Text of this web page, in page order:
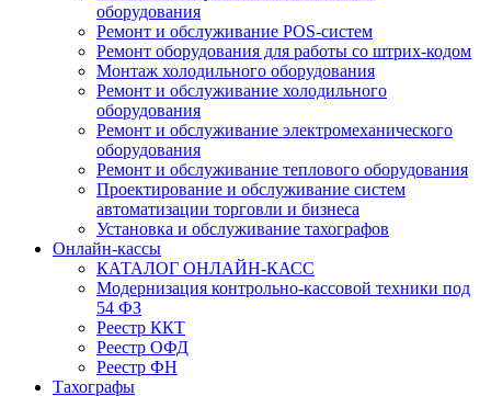
оборудования
Ремонт и обслуживание POS-систем
Ремонт оборудования для работы со штрих-кодом
Монтаж холодильного оборудования
Ремонт и обслуживание холодильного
оборудования
Ремонт и обслуживание электромеханического
оборудования
Ремонт и обслуживание теплового оборудования
Проектирование и обслуживание систем
автоматизации торговли и бизнеса
Установка и обслуживание тахографов
Онлайн-кассы
КАТАЛОГ ОНЛАЙН-КАСС
Модернизация контрольно-кассовой техники под
54 ФЗ
Реестр ККТ
Реестр ОФД
Реестр ФН
Тахографы